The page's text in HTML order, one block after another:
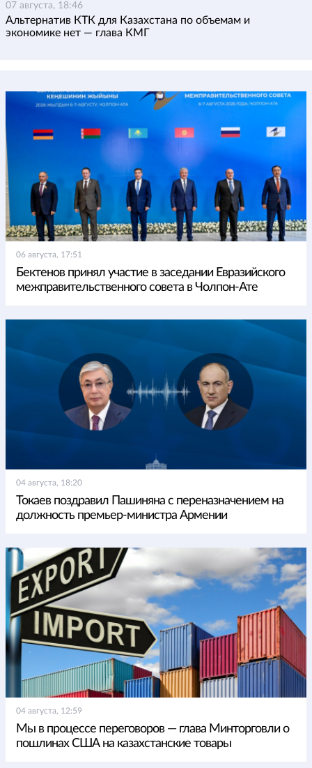
07 августа, 18:46
Альтернатив КТК для Казахстана по объемам и
экономике нет — глава КМГ
06 августа, 17:51
Бектенов принял участие в заседании Евразийского
межправительственного совета в Чолпон-Ате
04 августа, 18:20
Токаев поздравил Пашиняна с переназначением на
должность премьер-министра Армении
04 августа, 12:59
Мы в процессе переговоров — глава Минторговли о
пошлинах США на казахстанские товары